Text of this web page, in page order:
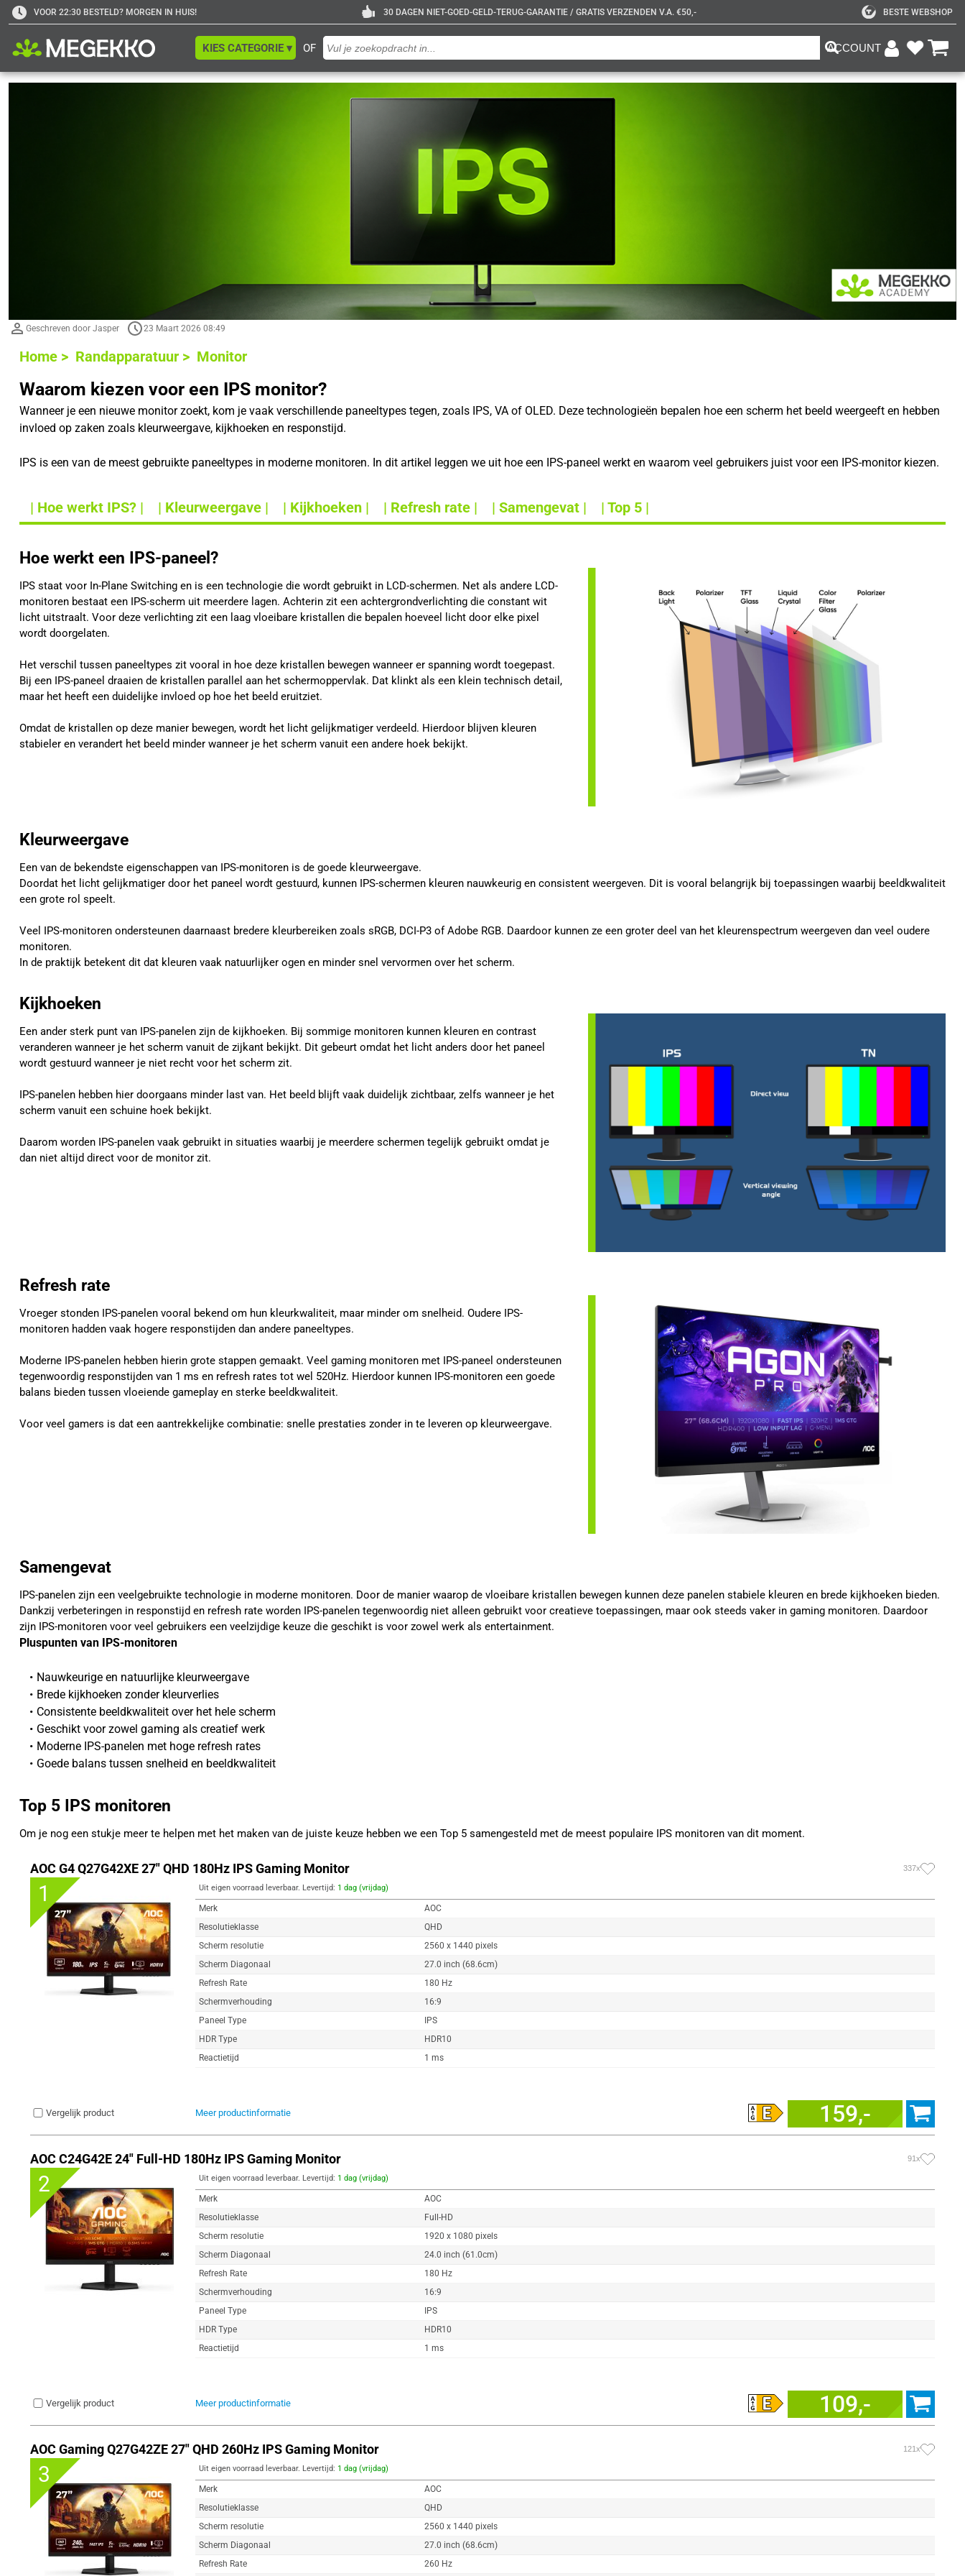
VOOR 22:30 BESTELD? MORGEN IN HUIS! 30 DAGEN NIET-GOED-GELD-TERUG-GARANTIE / GRATIS VERZENDEN V.A. €50,- BESTE WEBSHOP
OF
KIES CATEGORIE ▾ ACCOUNT
Geschreven door Jasper 23 Maart 2026 08:49
Home > Randapparatuur > Monitor
Waarom kiezen voor een IPS monitor?
Wanneer je een nieuwe monitor zoekt, kom je vaak verschillende paneeltypes tegen, zoals IPS, VA of OLED. Deze technologieën bepalen hoe een scherm het beeld weergeeft en hebben
invloed op zaken zoals kleurweergave, kijkhoeken en responstijd.
IPS is een van de meest gebruikte paneeltypes in moderne monitoren. In dit artikel leggen we uit hoe een IPS-paneel werkt en waarom veel gebruikers juist voor een IPS-monitor kiezen.
| Hoe werkt IPS? | | Kleurweergave | | Kijkhoeken | | Refresh rate | | Samengevat | | Top 5 |
Hoe werkt een IPS-paneel?
IPS staat voor In-Plane Switching en is een technologie die wordt gebruikt in LCD-schermen. Net als andere LCD-
monitoren bestaat een IPS-scherm uit meerdere lagen. Achterin zit een achtergrondverlichting die constant wit
licht uitstraalt. Voor deze verlichting zit een laag vloeibare kristallen die bepalen hoeveel licht door elke pixel
wordt doorgelaten.
Het verschil tussen paneeltypes zit vooral in hoe deze kristallen bewegen wanneer er spanning wordt toegepast.
Bij een IPS-paneel draaien de kristallen parallel aan het schermoppervlak. Dat klinkt als een klein technisch detail,
maar het heeft een duidelijke invloed op hoe het beeld eruitziet.
Omdat de kristallen op deze manier bewegen, wordt het licht gelijkmatiger verdeeld. Hierdoor blijven kleuren
stabieler en verandert het beeld minder wanneer je het scherm vanuit een andere hoek bekijkt.
Kleurweergave
Een van de bekendste eigenschappen van IPS-monitoren is de goede kleurweergave.
Doordat het licht gelijkmatiger door het paneel wordt gestuurd, kunnen IPS-schermen kleuren nauwkeurig en consistent weergeven. Dit is vooral belangrijk bij toepassingen waarbij beeldkwaliteit
een grote rol speelt.
Veel IPS-monitoren ondersteunen daarnaast bredere kleurbereiken zoals sRGB, DCI-P3 of Adobe RGB. Daardoor kunnen ze een groter deel van het kleurenspectrum weergeven dan veel oudere
monitoren.
In de praktijk betekent dit dat kleuren vaak natuurlijker ogen en minder snel vervormen over het scherm.
Kijkhoeken
Een ander sterk punt van IPS-panelen zijn de kijkhoeken. Bij sommige monitoren kunnen kleuren en contrast
veranderen wanneer je het scherm vanuit de zijkant bekijkt. Dit gebeurt omdat het licht anders door het paneel
wordt gestuurd wanneer je niet recht voor het scherm zit.
IPS-panelen hebben hier doorgaans minder last van. Het beeld blijft vaak duidelijk zichtbaar, zelfs wanneer je het
scherm vanuit een schuine hoek bekijkt.
Daarom worden IPS-panelen vaak gebruikt in situaties waarbij je meerdere schermen tegelijk gebruikt omdat je
dan niet altijd direct voor de monitor zit.
Refresh rate
Vroeger stonden IPS-panelen vooral bekend om hun kleurkwaliteit, maar minder om snelheid. Oudere IPS-
monitoren hadden vaak hogere responstijden dan andere paneeltypes.
Moderne IPS-panelen hebben hierin grote stappen gemaakt. Veel gaming monitoren met IPS-paneel ondersteunen
tegenwoordig responstijden van 1 ms en refresh rates tot wel 520Hz. Hierdoor kunnen IPS-monitoren een goede
balans bieden tussen vloeiende gameplay en sterke beeldkwaliteit.
Voor veel gamers is dat een aantrekkelijke combinatie: snelle prestaties zonder in te leveren op kleurweergave.
Samengevat
IPS-panelen zijn een veelgebruikte technologie in moderne monitoren. Door de manier waarop de vloeibare kristallen bewegen kunnen deze panelen stabiele kleuren en brede kijkhoeken bieden.
Dankzij verbeteringen in responstijd en refresh rate worden IPS-panelen tegenwoordig niet alleen gebruikt voor creatieve toepassingen, maar ook steeds vaker in gaming monitoren. Daardoor
zijn IPS-monitoren voor veel gebruikers een veelzijdige keuze die geschikt is voor zowel werk als entertainment.
Pluspunten van IPS-monitoren
Nauwkeurige en natuurlijke kleurweergave
Brede kijkhoeken zonder kleurverlies
Consistente beeldkwaliteit over het hele scherm
Geschikt voor zowel gaming als creatief werk
Moderne IPS-panelen met hoge refresh rates
Goede balans tussen snelheid en beeldkwaliteit
Top 5 IPS monitoren
Om je nog een stukje meer te helpen met het maken van de juiste keuze hebben we een Top 5 samengesteld met de meest populaire IPS monitoren van dit moment.
AOC G4 Q27G42XE 27" QHD 180Hz IPS Gaming Monitor 337x
1 Uit eigen voorraad leverbaar. Levertijd: 1 dag (vrijdag)
Merk
AOC
Resolutieklasse
QHD
Scherm resolutie
2560 x 1440 pixels
Scherm Diagonaal
27.0 inch (68.6cm)
Refresh Rate
180 Hz
Schermverhouding
16:9
Paneel Type
IPS
HDR Type
HDR10
Reactietijd
1 ms
Vergelijk product Meer productinformatie 159,-
AOC C24G42E 24" Full-HD 180Hz IPS Gaming Monitor 91x
2 Uit eigen voorraad leverbaar. Levertijd: 1 dag (vrijdag)
Merk
AOC
Resolutieklasse
Full-HD
Scherm resolutie
1920 x 1080 pixels
Scherm Diagonaal
24.0 inch (61.0cm)
Refresh Rate
180 Hz
Schermverhouding
16:9
Paneel Type
IPS
HDR Type
HDR10
Reactietijd
1 ms
Vergelijk product Meer productinformatie 109,-
AOC Gaming Q27G42ZE 27" QHD 260Hz IPS Gaming Monitor 121x
3 Uit eigen voorraad leverbaar. Levertijd: 1 dag (vrijdag)
Merk
AOC
Resolutieklasse
QHD
Scherm resolutie
2560 x 1440 pixels
Scherm Diagonaal
27.0 inch (68.6cm)
Refresh Rate
260 Hz